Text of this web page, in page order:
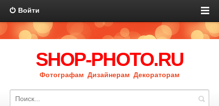
Войти
SHOP-PHOTO.RU
Фотографам Дизайнерам Декораторам